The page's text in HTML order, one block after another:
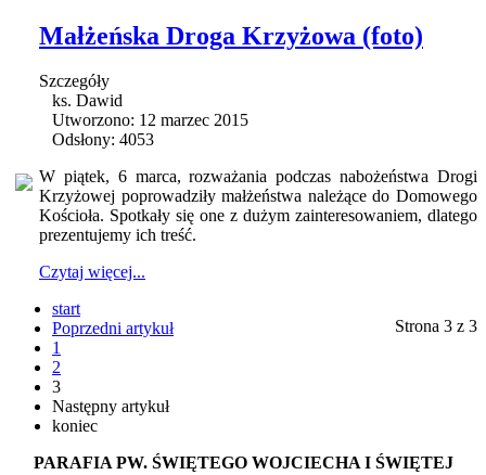
Małżeńska Droga Krzyżowa (foto)
Szczegóły
ks. Dawid
Utworzono: 12 marzec 2015
Odsłony: 4053
W piątek, 6 marca, rozważania podczas nabożeństwa Drogi
Krzyżowej poprowadziły małżeństwa należące do Domowego
Kościoła. Spotkały się one z dużym zainteresowaniem, dlatego
prezentujemy ich treść.
Czytaj więcej...
Strona 3 z 3
start
Poprzedni artykuł
1
2
3
Następny artykuł
koniec
PARAFIA PW. ŚWIĘTEGO WOJCIECHA I ŚWIĘTEJ